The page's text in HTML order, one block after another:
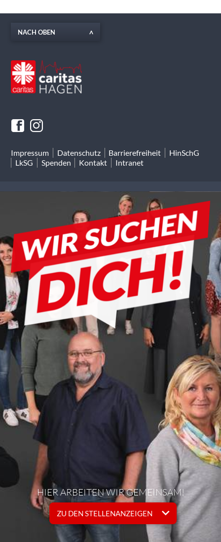
NACH OBEN
Impressum Datenschutz Barrierefreiheit
HinSchG
LkSG
Spenden Kontakt Intranet
HIER ARBEITEN WIR GEMEINSAM!
ZU DEN STELLENANZEIGEN